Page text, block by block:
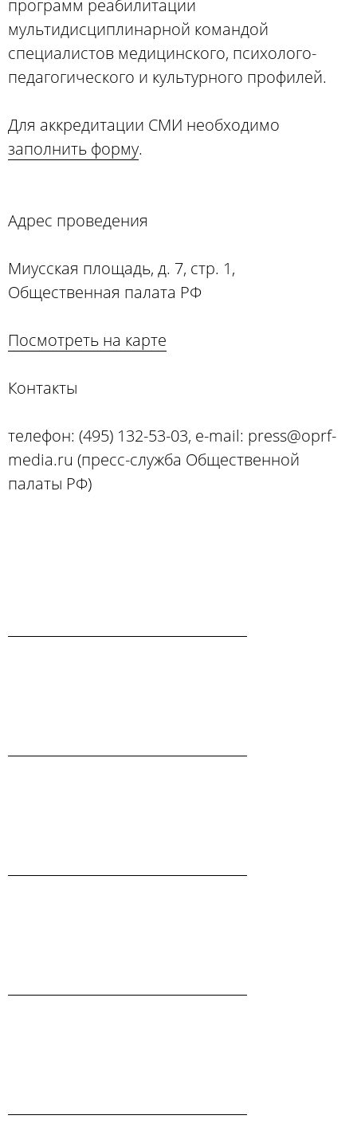
программ реабилитации
мультидисциплинарной командой
специалистов медицинского, психолого-
педагогического и культурного профилей.
Для аккредитации СМИ необходимо
заполнить форму.
Адрес проведения
Миусская площадь, д. 7, стр. 1,
Общественная палата РФ
Посмотреть на карте
Контакты
телефон: (495) 132-53-03, e-mail: press@oprf-
media.ru (пресс-служба Общественной
палаты РФ)